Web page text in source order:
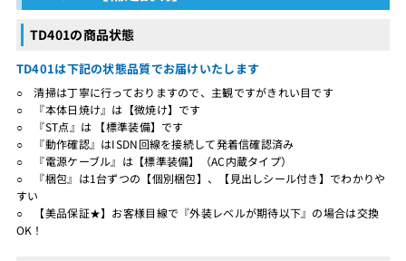
TD401の商品状態
TD401は下記の状態品質でお届けいたします
○ 清掃は丁寧に行っておりますので、主観ですがきれい目です
○ 『本体日焼け』は【微焼け】です
○ 『ST点』は 【標準装備】です
○ 『動作確認』はISDN回線を接続して発着信確認済み
○ 『電源ケーブル』は【標準装備】（AC内蔵タイプ）
○ 『梱包』は1台ずつの【個別梱包】、【見出しシール付き】でわかりや
すい
○ 【美品保証★】お客様目線で『外装レベルが期待以下』の場合は交換
OK！